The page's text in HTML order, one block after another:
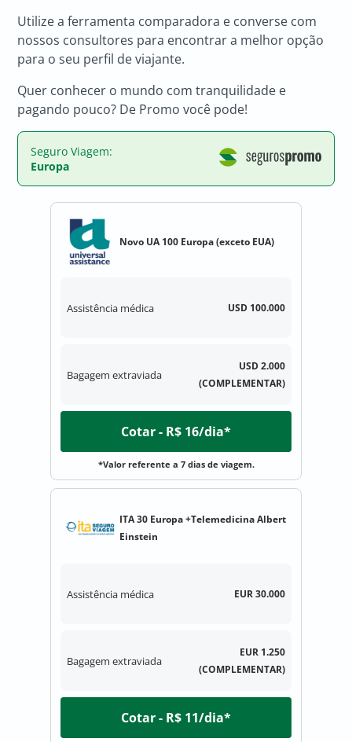
Utilize a ferramenta comparadora e converse com
nossos consultores para encontrar a melhor opção
para o seu perfil de viajante.
Quer conhecer o mundo com tranquilidade e
pagando pouco? De Promo você pode!
Seguro Viagem:
Europa
Novo UA 100 Europa (exceto EUA)
Assistência médica USD 100.000
Bagagem extraviada
USD 2.000
(COMPLEMENTAR)
Cotar - R$ 16/dia*
*Valor referente a 7 dias de viagem.
ITA 30 Europa +Telemedicina Albert
Einstein
Assistência médica EUR 30.000
Bagagem extraviada
EUR 1.250
(COMPLEMENTAR)
Cotar - R$ 11/dia*